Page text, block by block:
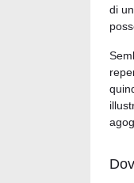
di